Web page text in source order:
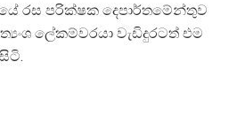
රස පරික්ෂක දෙපාර්තමේන්තුව
ලේකම්වරයා වැඩිදුරටත් එම